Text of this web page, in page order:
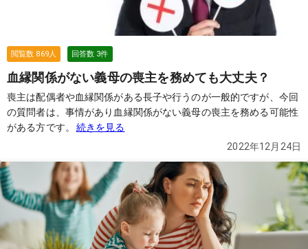
閲覧数 869人 回答数 3件
血縁関係がない義母の喪主を務めても大丈夫？
喪主は配偶者や血縁関係がある長子や行うのが一般的ですが、今回
の質問者は、事情があり血縁関係がない義母の喪主を務める可能性
がある方です。
続きを見る
2022年12月24日